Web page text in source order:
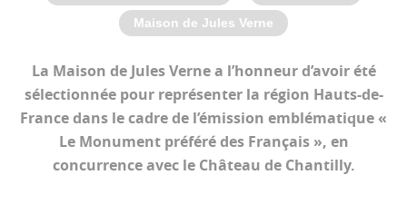
Maison de Jules Verne
La Maison de Jules Verne a l’honneur d’avoir été
sélectionnée pour représenter la région Hauts-de-
France dans le cadre de l’émission emblématique «
Le Monument préféré des Français », en
concurrence avec le Château de Chantilly.